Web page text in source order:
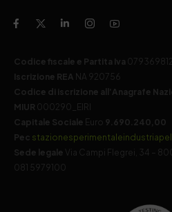
Codice fiscale e Partita Iva
Iscrizione REA NA 920756
Codice di iscrizione all’Anagrafe
MIUR 000290_EIRI
Capitale Sociale Euro 9.690.240,00
Pec
Sede legale
Via Campi Flegrei, 34 –
081 5979100